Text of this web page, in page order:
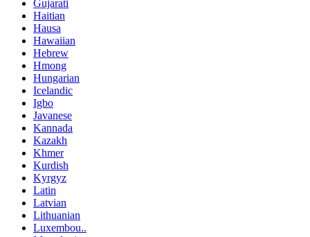
Gujarati
Haitian
Hausa
Hawaiian
Hebrew
Hmong
Hungarian
Icelandic
Igbo
Javanese
Kannada
Kazakh
Khmer
Kurdish
Kyrgyz
Latin
Latvian
Lithuanian
Luxembou..